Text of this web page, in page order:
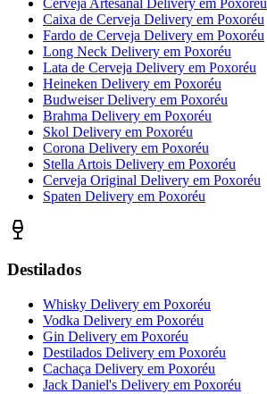
Caixa de Cerveja Delivery em Poxoréu
Fardo de Cerveja Delivery em Poxoréu
Long Neck Delivery em Poxoréu
Lata de Cerveja Delivery em Poxoréu
Heineken Delivery em Poxoréu
Budweiser Delivery em Poxoréu
Brahma Delivery em Poxoréu
Skol Delivery em Poxoréu
Corona Delivery em Poxoréu
Stella Artois Delivery em Poxoréu
Cerveja Original Delivery em Poxoréu
Spaten Delivery em Poxoréu
Destilados
Whisky Delivery em Poxoréu
Vodka Delivery em Poxoréu
Gin Delivery em Poxoréu
Destilados Delivery em Poxoréu
Cachaça Delivery em Poxoréu
Jack Daniel's Delivery em Poxoréu